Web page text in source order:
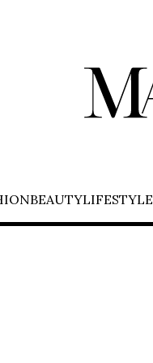
BEAUTYLIFESTYLE